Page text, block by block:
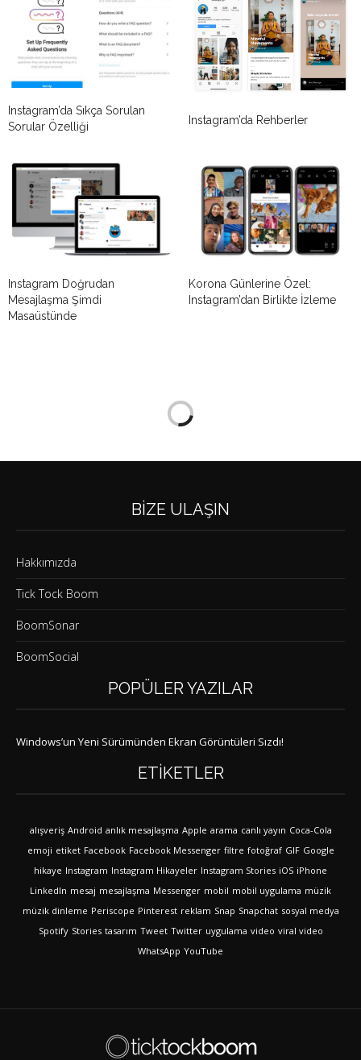
Instagram’da Sıkça Sorulan
Sorular Özelliği
Instagram’da Rehberler
Instagram Doğrudan
Mesajlaşma Şimdi
Masaüstünde
Korona Günlerine Özel:
Instagram’dan Birlikte İzleme
BIZE ULAŞIN
Hakkımızda
Tick Tock Boom
BoomSonar
BoomSocial
POPÜLER YAZILAR
Windows’un Yeni Sürümünden Ekran Görüntüleri Sızdı!
ETIKETLER
alışveriş Android anlık mesajlaşma Apple arama canlı yayın Coca-Cola
emoji etiket Facebook Facebook Messenger filtre fotoğraf GIF Google
hikaye Instagram Instagram Hikayeler Instagram Stories iOS iPhone
LinkedIn mesaj mesajlaşma Messenger mobil mobil uygulama müzik
müzik dinleme Periscope Pinterest reklam Snap Snapchat sosyal medya
Spotify Stories tasarım Tweet Twitter uygulama video viral video
WhatsApp YouTube